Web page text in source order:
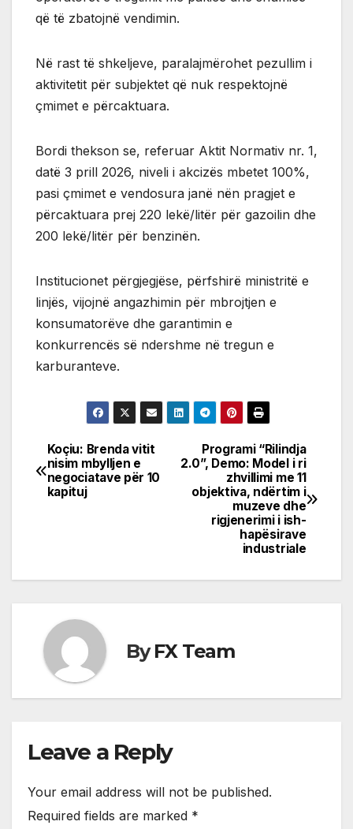
që të zbatojnë vendimin.
Në rast të shkeljeve, paralajmërohet pezullim i
aktivitetit për subjektet që nuk respektojnë
çmimet e përcaktuara.
Bordi thekson se, referuar Aktit Normativ nr. 1,
datë 3 prill 2026, niveli i akcizës mbetet 100%,
pasi çmimet e vendosura janë nën pragjet e
përcaktuara prej 220 lekë/litër për gazoilin dhe
200 lekë/litër për benzinën.
Institucionet përgjegjëse, përfshirë ministritë e
linjës, vijojnë angazhimin për mbrojtjen e
konsumatorëve dhe garantimin e
konkurrencës së ndershme në tregun e
karburanteve.
Post
navigation
Programi “Rilindja
2.0”, Demo: Model i ri
zhvillimi me 11
objektiva, ndërtim i
muzeve dhe
rigjenerimi i ish-
hapësirave
industriale
Koçiu: Brenda vitit
nisim mbylljen e
negociatave për 10
kapituj
ByFX Team
Leave a Reply
Your email address will not be published.
Required fields are marked *